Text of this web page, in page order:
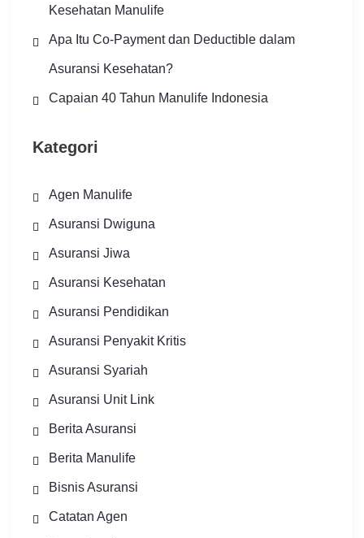
Kesehatan Manulife
Apa Itu Co-Payment dan Deductible dalam
Asuransi Kesehatan?
Capaian 40 Tahun Manulife Indonesia
Kategori
Agen Manulife
Asuransi Dwiguna
Asuransi Jiwa
Asuransi Kesehatan
Asuransi Pendidikan
Asuransi Penyakit Kritis
Asuransi Syariah
Asuransi Unit Link
Berita Asuransi
Berita Manulife
Bisnis Asuransi
Catatan Agen